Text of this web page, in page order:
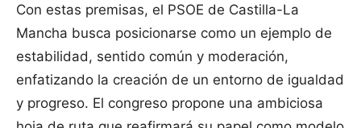
Con estas premisas, el PSOE de Castilla-La
Mancha busca posicionarse como un ejemplo de
estabilidad, sentido común y moderación,
enfatizando la creación de un entorno de igualdad
y progreso. El congreso propone una ambiciosa